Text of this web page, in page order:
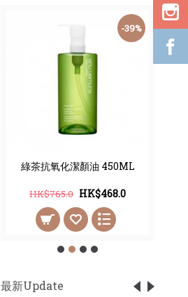
-39%
綠茶抗氧化潔顏油 450ML
HK$765.0 HK$468.0
最新Update